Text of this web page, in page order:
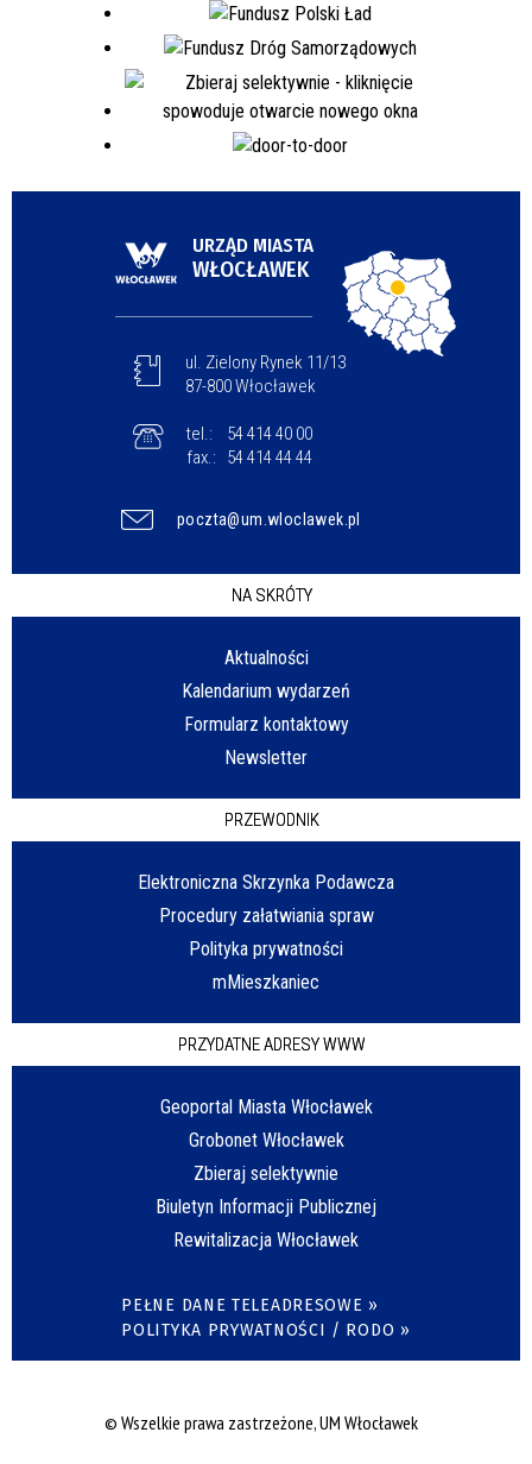
URZĄD MIASTA
WŁOCŁAWEK
ul. Zielony Rynek 11/13
87-800 Włocławek
tel.:
54 414 40 00
fax.:
54 414 44 44
poczta@um.wloclawek.pl
NA SKRÓTY
Aktualności
Kalendarium wydarzeń
Formularz kontaktowy
Newsletter
PRZEWODNIK
Elektroniczna Skrzynka Podawcza
Procedury załatwiania spraw
Polityka prywatności
mMieszkaniec
PRZYDATNE ADRESY WWW
Geoportal Miasta Włocławek
Grobonet Włocławek
Zbieraj selektywnie
Biuletyn Informacji Publicznej
Rewitalizacja Włocławek
PEŁNE DANE TELEADRESOWE »
POLITYKA PRYWATNOŚCI / RODO »
© Wszelkie prawa zastrzeżone, UM Włocławek